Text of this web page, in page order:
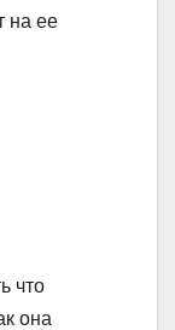
на ее
что
она